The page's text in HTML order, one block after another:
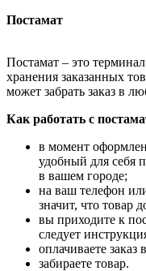
Постамат
Постамат – это
хранения заказанных
может забрать заказ в
Как работать с
в момент
удобный для себя
в вашем городе;
на ваш телефон
значит, что товар
вы приходите к
следует
оплачиваете заказ
забираете товар.